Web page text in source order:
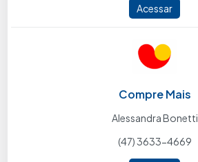
Acessar
Compre Mais
Alessandra Bonetti
(47) 3633-4669